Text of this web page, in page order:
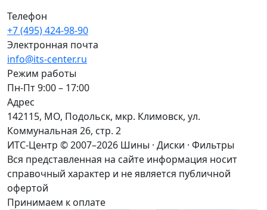
Телефон
+7 (495) 424-98-90
Электронная почта
info@its-center.ru
Режим работы
Пн-Пт 9:00 – 17:00
Адрес
142115, МО, Подольск, мкр. Климовск, ул.
Коммунальная 26, стр. 2
ИТС-Центр © 2007–2026 Шины · Диски · Фильтры
Вся представленная на сайте информация носит
справочный характер и не является публичной
офертой
Принимаем к оплате